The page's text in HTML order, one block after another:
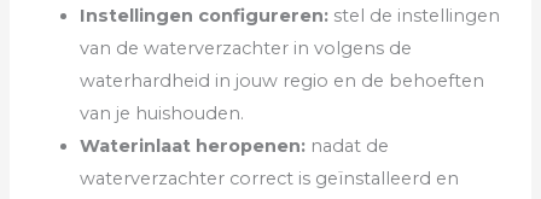
Instellingen configureren: stel de instellingen
van de waterverzachter in volgens de
waterhardheid in jouw regio en de behoeften
van je huishouden.
Waterinlaat heropenen: nadat de
waterverzachter correct is geïnstalleerd en